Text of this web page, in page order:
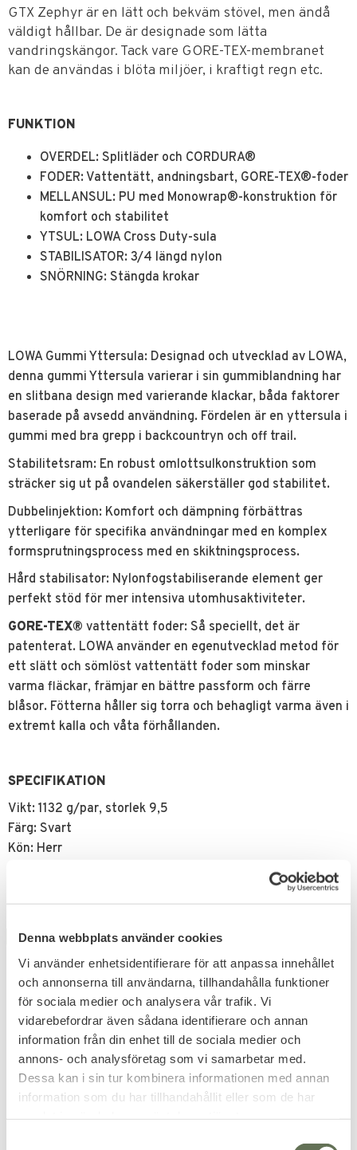
Denna webbplats använder cookies
Vi använder enhetsidentifierare för att anpassa innehållet
och annonserna till användarna, tillhandahålla funktioner
för sociala medier och analysera vår trafik. Vi
vidarebefordrar även sådana identifierare och annan
information från din enhet till de sociala medier och
annons- och analysföretag som vi samarbetar med.
Dessa kan i sin tur kombinera informationen med annan
information som du har tillhandahållit eller som de har
GTX Zephyr är en lätt och bekväm stövel, men ändå
väldigt hållbar. De är designade som lätta
vandringskängor. Tack vare GORE-TEX-membranet
kan de användas i blöta miljöer, i kraftigt regn etc.
FUNKTION
OVERDEL: Splitläder och CORDURA®
FODER: Vattentätt, andningsbart, GORE-TEX®-foder
MELLANSUL: PU med Monowrap®-konstruktion för
komfort och stabilitet
YTSUL: LOWA Cross Duty-sula
STABILISATOR: 3/4 längd nylon
SNÖRNING: Stängda krokar
LOWA Gummi Yttersula: Designad och utvecklad av LOWA,
denna gummi Yttersula varierar i sin gummiblandning har
en slitbana design med varierande klackar, båda faktorer
baserade på avsedd användning. Fördelen är en yttersula i
gummi med bra grepp i backcountryn och off trail.
Stabilitetsram: En robust omlottsulkonstruktion som
sträcker sig ut på ovandelen säkerställer god stabilitet.
Dubbelinjektion: Komfort och dämpning förbättras
ytterligare för specifika användningar med en komplex
formsprutningsprocess med en skiktningsprocess.
Hård stabilisator: Nylonfogstabiliserande element ger
perfekt stöd för mer intensiva utomhusaktiviteter.
GORE-TEX® vattentätt foder: Så speciellt, det är
patenterat. LOWA använder en egenutvecklad metod för
ett slätt och sömlöst vattentätt foder som minskar
varma fläckar, främjar en bättre passform och färre
blåsor. Fötterna håller sig torra och behagligt varma även i
extremt kalla och våta förhållanden.
SPECIFIKATION
Vikt: 1132 g/par, storlek 9,5
Färg: Svart
Kön: Herr
Lägg till i favoriter
LOWA Zephyr MK2 GTX
HI – Svart Polis &
NYHET
Lägg till i favoriter
Lowa Zephyr GTX Mid
TF
FAVORIT